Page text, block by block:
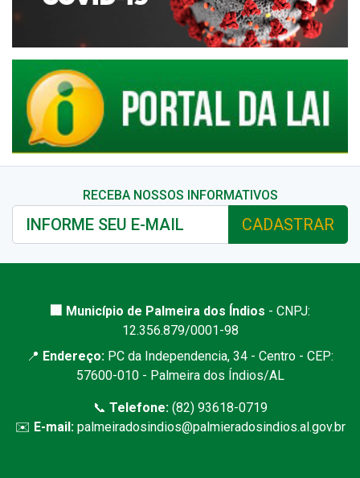
RECEBA NOSSOS INFORMATIVOS
CADASTRAR
🏢 Município de Palmeira dos Índios - CNPJ:
12.356.879/0001-98
📍 Endereço: PC da Independencia, 34 - Centro - CEP:
57600-010 - Palmeira dos Índios/AL
📞 Telefone:(82) 93618-0719
✉️ E-mail: palmeiradosindios@palmieradosindios.al.gov.br